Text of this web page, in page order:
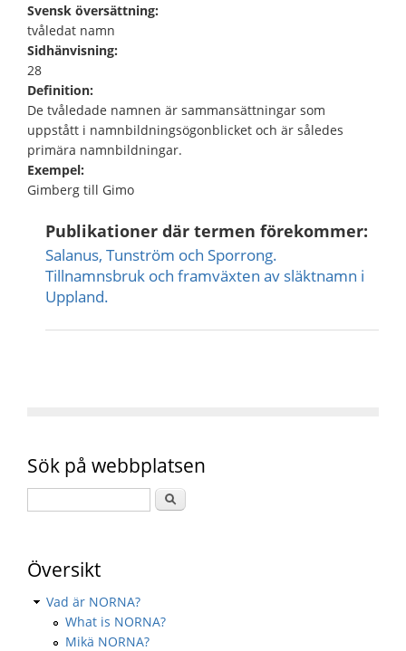
Svensk översättning:
tvåledat namn
Sidhänvisning:
28
Definition:
De tvåledade namnen är sammansättningar som
uppstått i namnbildningsögonblicket och är således
primära namnbildningar.
Exempel:
Gimberg till Gimo
Publikationer där termen förekommer:
Salanus, Tunström och Sporrong.
Tillnamnsbruk och framväxten av släktnamn i
Uppland.
Sök på webbplatsen
Översikt
Vad är NORNA?
What is NORNA?
Mikä NORNA?